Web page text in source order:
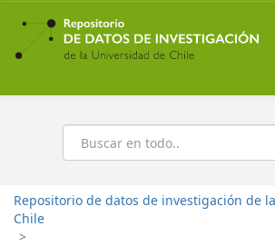
Ir
contenido
principal
Buscar
Repositorio de datos de investigación de
Chile
>